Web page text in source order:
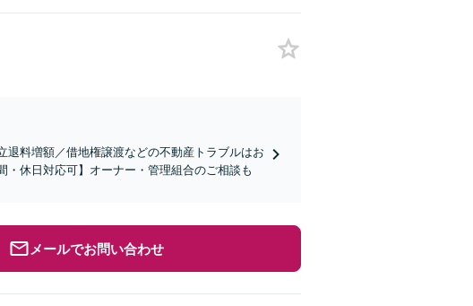
退料増額／借地権譲渡などの不動産トラブルはお
休日対応可】オーナー・管理組合のご相談も
メールでお問い合わせ